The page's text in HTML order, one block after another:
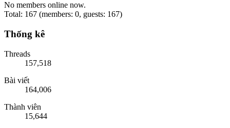
No members online now.
Total: 167 (members: 0, guests: 167)
Thống kê
Threads
157,518
Bài viết
164,006
Thành viên
15,644